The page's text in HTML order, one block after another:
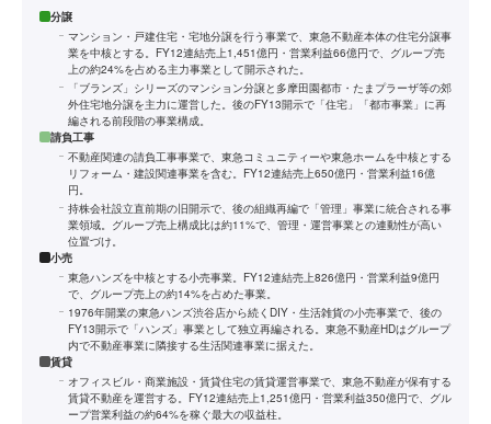
分譲
マンション・戸建住宅・宅地分譲を行う事業で、東急不動産本体の住宅分譲事
業を中核とする。FY12連結売上1,451億円・営業利益66億円で、グループ売
上の約24%を占める主力事業として開示された。
「ブランズ」シリーズのマンション分譲と多摩田園都市・たまプラーザ等の郊
外住宅地分譲を主力に運営した。後のFY13開示で「住宅」「都市事業」に再
編される前段階の事業構成。
請負工事
不動産関連の請負工事事業で、東急コミュニティーや東急ホームを中核とする
リフォーム・建設関連事業を含む。FY12連結売上650億円・営業利益16億
円。
持株会社設立直前期の旧開示で、後の組織再編で「管理」事業に統合される事
業領域。グループ売上構成比は約11%で、管理・運営事業との連動性が高い
位置づけ。
小売
東急ハンズを中核とする小売事業。FY12連結売上826億円・営業利益9億円
で、グループ売上の約14%を占めた事業。
1976年開業の東急ハンズ渋谷店から続くDIY・生活雑貨の小売事業で、後の
FY13開示で「ハンズ」事業として独立再編される。東急不動産HDはグループ
内で不動産事業に隣接する生活関連事業に据えた。
賃貸
オフィスビル・商業施設・賃貸住宅の賃貸運営事業で、東急不動産が保有する
賃貸不動産を運営する。FY12連結売上1,251億円・営業利益350億円で、グル
ープ営業利益の約64%を稼ぐ最大の収益柱。